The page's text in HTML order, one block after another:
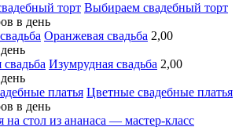
Выбираем свадебный торт
в день
Оранжевая свадьба 2,00
Изумрудная свадьба 2,00
Цветные свадебные платья
в день